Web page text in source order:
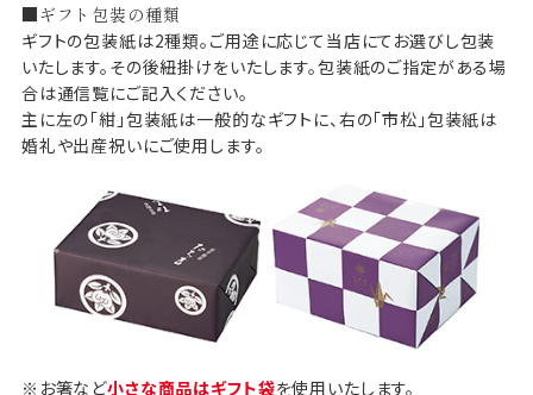
■ギフト包装の種類
ギフトの包装紙は2種類。ご用途に応じて当店にてお選びし包装
いたします。その後紐掛けをいたします。包装紙のご指定がある場
合は通信覧にご記入ください。
主に左の「紺」包装紙は一般的なギフトに、右の「市松」包装紙は
婚礼や出産祝いにご使用します。
※お箸など小さな商品はギフト袋を使用いたします。